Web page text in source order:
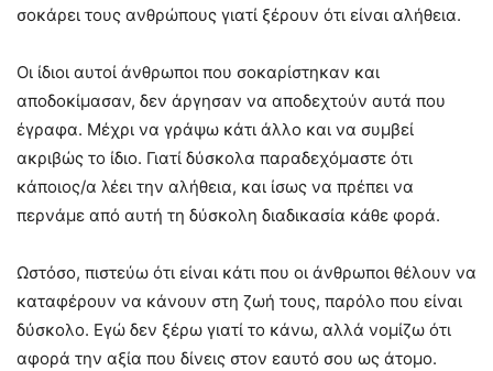
σοκάρει τους ανθρώπους γιατί ξέρουν ότι είναι αλήθεια.
Οι ίδιοι αυτοί άνθρωποι που σοκαρίστηκαν και
αποδοκίμασαν, δεν άργησαν να αποδεχτούν αυτά που
έγραφα. Μέχρι να γράψω κάτι άλλο και να συμβεί
ακριβώς το ίδιο. Γιατί δύσκολα παραδεχόμαστε ότι
κάποιος/α λέει την αλήθεια, και ίσως να πρέπει να
περνάμε από αυτή τη δύσκολη διαδικασία κάθε φορά.
Ωστόσο, πιστεύω ότι είναι κάτι που οι άνθρωποι θέλουν να
καταφέρουν να κάνουν στη ζωή τους, παρόλο που είναι
δύσκολο. Εγώ δεν ξέρω γιατί το κάνω, αλλά νομίζω ότι
αφορά την αξία που δίνεις στον εαυτό σου ως άτομο.